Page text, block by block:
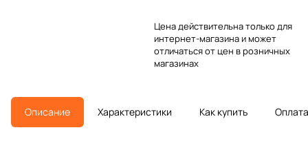
Цена действительна только для
интернет-магазина и может
отличаться от цен в розничных
магазинах
Описание Характеристики Как купить Оплата